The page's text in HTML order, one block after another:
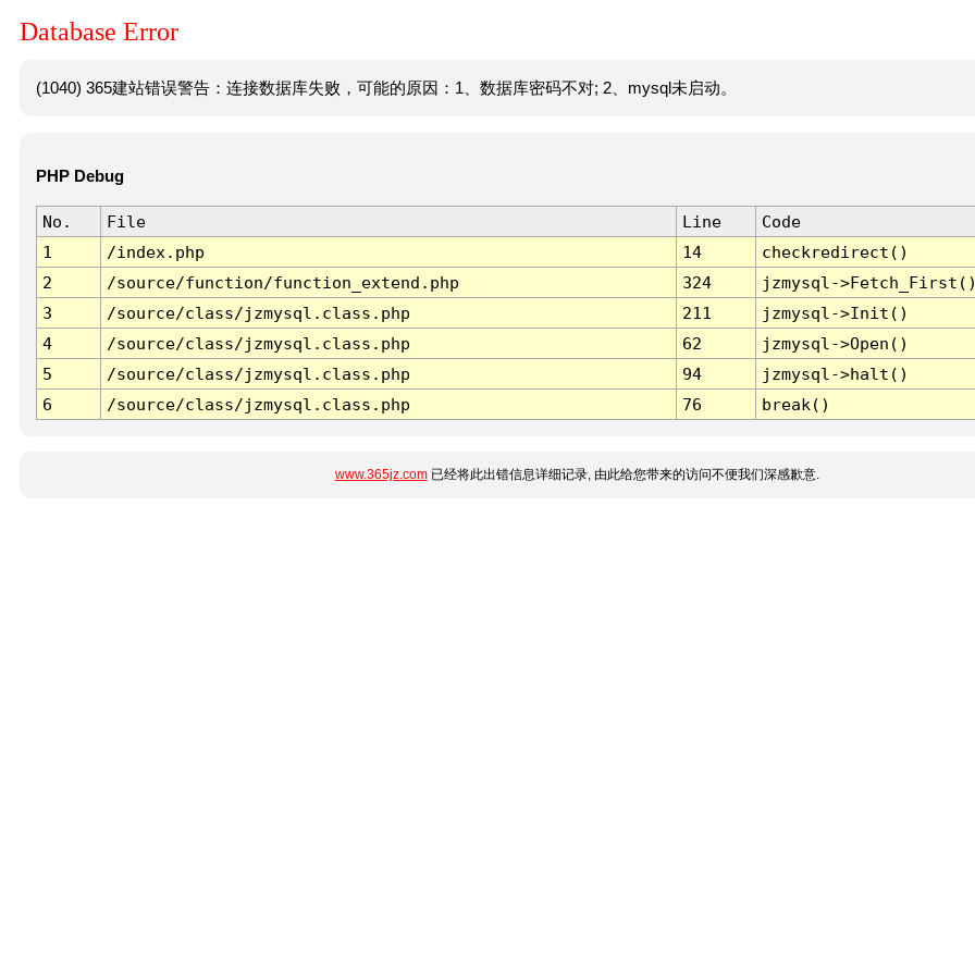
Database Error
(1040) 365建站错误警告：连接数据库失败，可能的原因：1、数据库密码不对; 2、mysql未启动。
PHP Debug
No. File Line
Code
1
/index.php 14
checkredirect()
2
/source/function/function_extend.php 324
jzmysql-
3
/source/class/jzmysql.class.php 211
jzmysql->Init()
4
/source/class/jzmysql.class.php 62
jzmysql->Open()
5
/source/class/jzmysql.class.php 94
jzmysql->halt()
6
/source/class/jzmysql.class.php 76 break()
www.365jz.com已经将此出错信息详细记录, 由此给您带来的访问不便我们深感歉意.